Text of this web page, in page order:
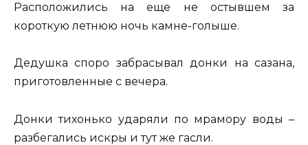
Расположились на еще не остывшем за
короткую летнюю ночь камне-голыше.
Дедушка споро забрасывал донки на сазана,
приготовленные с вечера.
Донки тихонько ударяли по мрамору воды –
разбегались искры и тут же гасли.